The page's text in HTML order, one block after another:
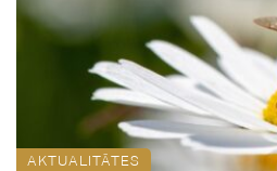
AKTUALITĀTES